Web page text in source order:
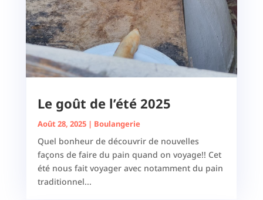
Le goût de l’été 2025
Août 28, 2025| Boulangerie
Quel bonheur de découvrir de nouvelles
façons de faire du pain quand on voyage!! Cet
été nous fait voyager avec notamment du pain
traditionnel...